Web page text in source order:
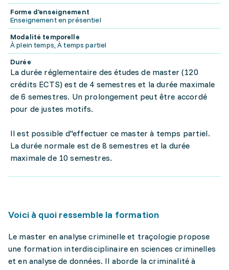
Forme d'enseignement
Enseignement en présentiel
Modalité temporelle
À plein temps, À temps partiel
Durée
La durée réglementaire des études de master (120
crédits ECTS) est de 4 semestres et la durée maximale
de 6 semestres. Un prolongement peut être accordé
pour de justes motifs.
Il est possible d''effectuer ce master à temps partiel.
La durée normale est de 8 semestres et la durée
maximale de 10 semestres.
Voici à quoi ressemble la formation
Le master en analyse criminelle et traçologie propose
une formation interdisciplinaire en sciences criminelles
et en analyse de données. Il aborde la criminalité à